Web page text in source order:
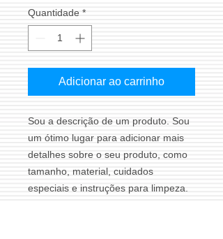
Quantidade *
Adicionar ao carrinho
Sou a descrição de um produto. Sou
um ótimo lugar para adicionar mais
detalhes sobre o seu produto, como
tamanho, material, cuidados
especiais e instruções para limpeza.